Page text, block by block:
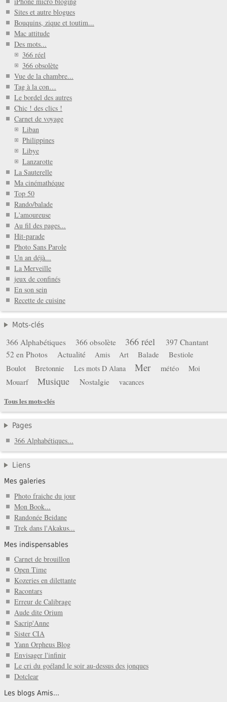
Sites et autre blogues
Bouquins, zique et toutim...
Mac attitude
Des mots...
366 réel
366 obsolète
Vue de la chambre...
Tag à la con…
Le bordel des autres
Chic ! des clics !
Carnet de voyage
Liban
Philippines
Libye
Lanzarotte
La Sauterelle
Ma cinémathéque
Top 50
Rando/balade
L'amoureuse
Au fil des pages...
Hit-parade
Photo Sans Parole
Un an déjà...
La Merveille
jeux de confinés
En son sein
Recette de cuisine
Mots-clés
366 Alphabétiques 366 obsolète 366 réel
397 Chantant
52 en Photos
Actualité Amis Art Balade
Bestiole
Boulot
Bretonnie Les mots D Alana Mer météo Moi
Mouarf Musique Nostalgie
vacances
Tous les mots-clés
Pages
366 Alphabétiques...
Liens
Mes galeries
Photo fraiche du jour
Mon Book...
Randonée Beidane
Trek dans l'Akakus...
Mes indispensables
Carnet de brouillon
Open Time
Kozeries en dilettante
Racontars
Erreur de Calibrage
Aude dite Orium
Sacrip'Anne
Sister CIA
Yann Orpheus Blog
Envisager l'infinir
Le cri du goéland le soir au-dessus des jonques
Dotclear
Les blogs Amis...